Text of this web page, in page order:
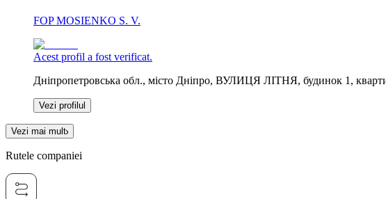
FOP MOSIENKO S. V.
Acest profil a fost verificat.
Дніпропетровська обл., місто Дніпро, ВУЛИЦЯ ЛІТНЯ, будинок 1,
Vezi profilul
Vezi mai mult
Rutele companiei